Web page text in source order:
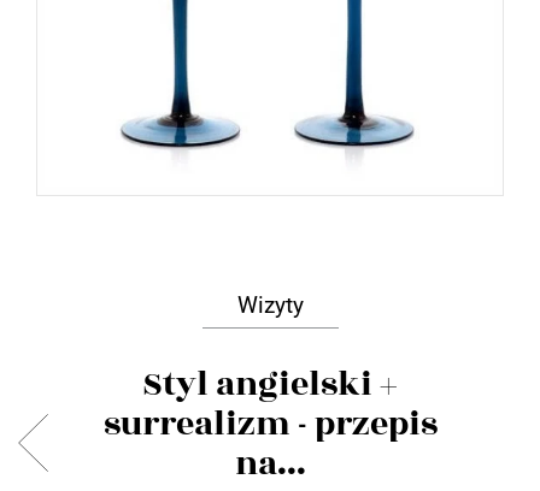
Wizyty
Styl angielski +
surrealizm - przepis
na...